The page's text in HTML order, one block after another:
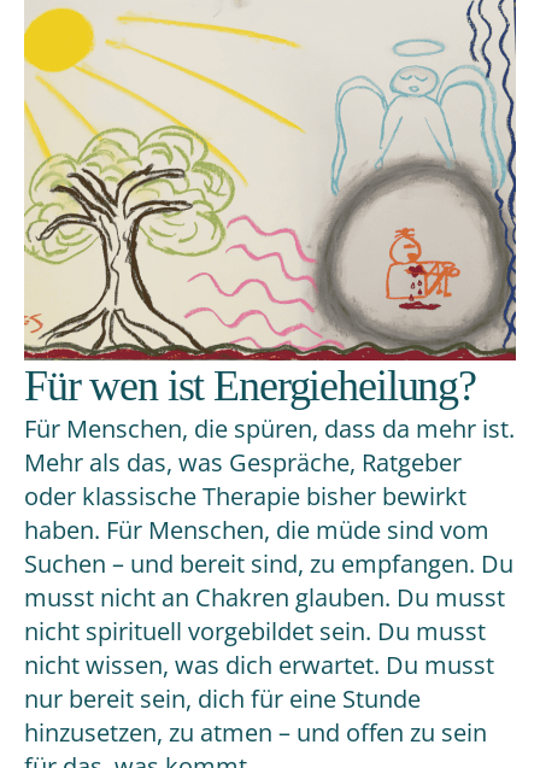
Für wen ist Energieheilung?
Für Menschen, die spüren, dass da mehr ist.
Mehr als das, was Gespräche, Ratgeber
oder klassische Therapie bisher bewirkt
haben. Für Menschen, die müde sind vom
Suchen – und bereit sind, zu empfangen. Du
musst nicht an Chakren glauben. Du musst
nicht spirituell vorgebildet sein. Du musst
nicht wissen, was dich erwartet. Du musst
nur bereit sein, dich für eine Stunde
hinzusetzen, zu atmen – und offen zu sein